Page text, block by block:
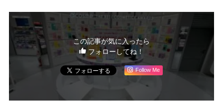
この記事が気に入ったら
フォローしてね！
Follow Me